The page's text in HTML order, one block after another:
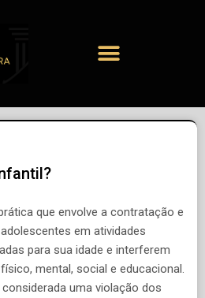
que envolve a contratação e
em atividades
para sua idade e interferem
mental, social e educacional.
uma violação dos